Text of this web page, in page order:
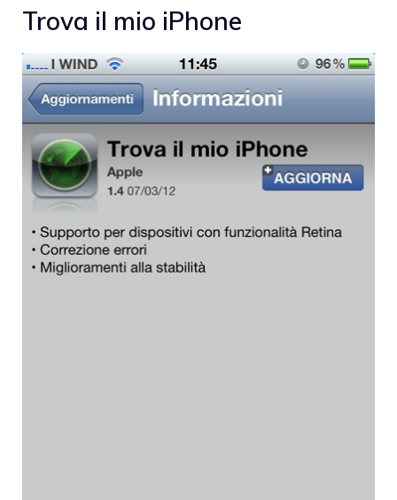
Trova il mio iPhone